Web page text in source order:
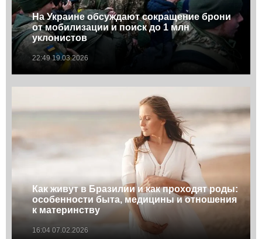
На Украине обсуждают сокращение брони
от мобилизации и поиск до 1 млн
уклонистов
22:49 19.03.2026
Как живут в Бразилии и как проходят роды:
особенности быта, медицины и отношения
к материнству
16:04 07.02.2026